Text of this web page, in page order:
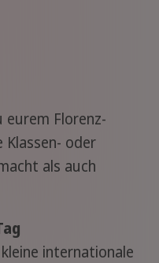
eurem Florenz-
oder
als auch
internationale